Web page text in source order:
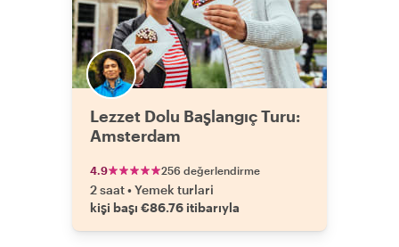
Lezzet Dolu Başlangıç Turu:
Amsterdam
4.9 256 değerlendirme
2 saat•Yemek turlari
kişi başı €86.76 itibarıyla